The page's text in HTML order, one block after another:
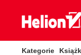
Kategorie